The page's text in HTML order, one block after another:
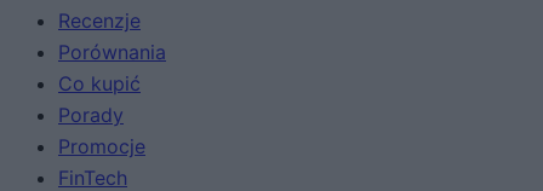
Recenzje
Porównania
Co kupić
Porady
Promocje
FinTech